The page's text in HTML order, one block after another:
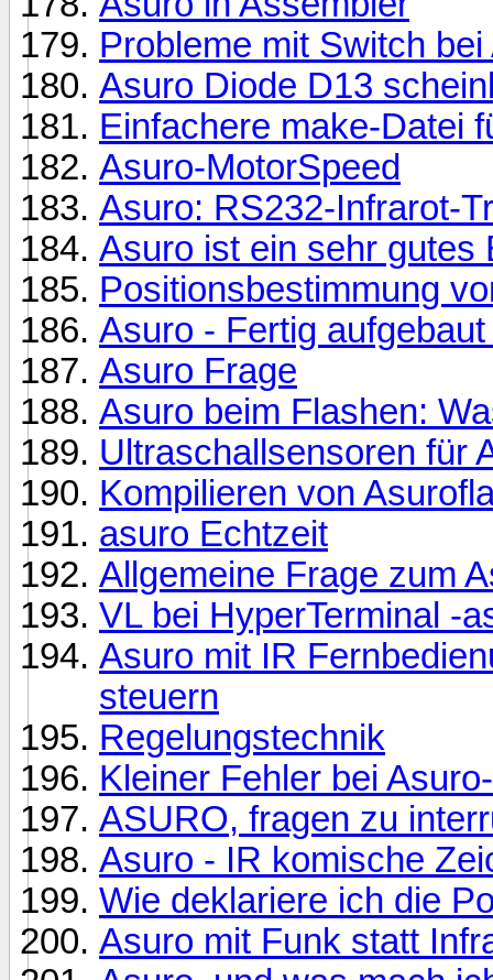
Probleme mit Switch bei
Asuro Diode D13
Einfachere make-Datei
Asuro-MotorSpeed
Asuro: RS232-Infrarot-
Asuro ist ein sehr gutes
Positionsbestimmung
Asuro - Fertig
Asuro Frage
Asuro beim Flashen:
Ultraschallsensoren für
Kompilieren von
asuro Echtzeit
Allgemeine Frage zum
VL bei HyperTerminal -
Asuro mit IR
steuern
Regelungstechnik
Kleiner Fehler bei
ASURO, fragen zu
Asuro - IR komische
Wie deklariere ich die
Asuro mit Funk statt